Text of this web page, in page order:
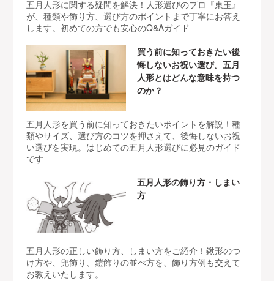
五月人形に関する疑問を解決！人形選びのプロ『東玉』
が、種類や飾り方、選び方のポイントまで丁寧にお答え
します。初めての方でも安心のQ&Aガイド
買う前に知っておきたい後
悔しないお祝い選び。五月
人形とはどんな意味を持つ
のか？
五月人形を買う前に知っておきたいポイントを解説！種
類やサイズ、選び方のコツを押さえて、後悔しないお祝
い選びを実現。はじめての五月人形選びに必見のガイド
です
五月人形の飾り方・しまい
方
五月人形の正しい飾り方、しまい方をご紹介！鍬形のつ
け方や、兜飾り、鎧飾りの並べ方を、飾り方例も交えて
お教えいたします。